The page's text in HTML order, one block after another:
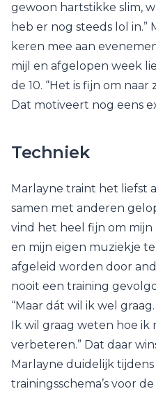
gewoon hartstikke slim,
heb er nog steeds lol
keren mee aan
mijl en afgelopen week
de 10. “Het is fijn om naar
Dat motiveert nog eens
Techniek
Marlayne traint het liefst
samen met anderen
vind het heel fijn om
en mijn eigen muziekje
afgeleid worden door
nooit een training
“Maar dát wil ik wel
Ik wil graag weten hoe ik
verbeteren.” Dat daar
Marlayne duidelijk
trainingsschema’s voor